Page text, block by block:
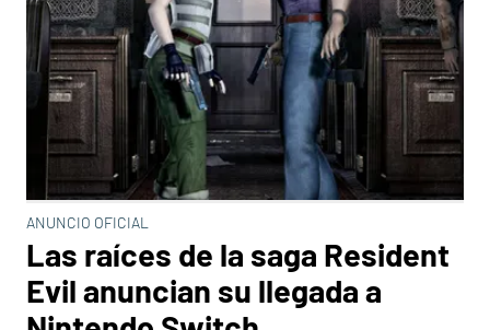
ANUNCIO OFICIAL
Las raíces de la saga Resident
Evil anuncian su llegada a